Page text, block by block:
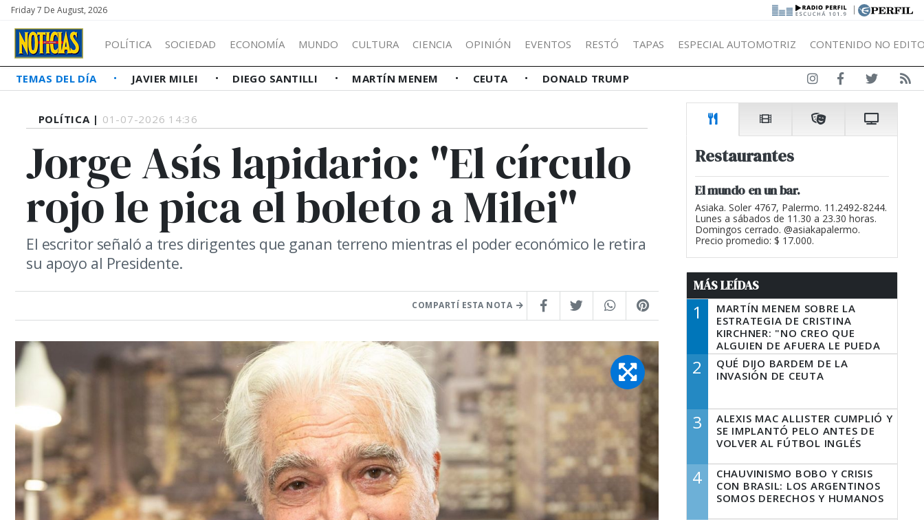
Friday 7 De August, 2026 |
POLÍTICA SOCIEDAD ECONOMÍA MUNDO CULTURA CIENCIA OPINIÓN EVENTOS RESTÓ TAPAS ESPECIAL AUTOMOTRIZ CONTENIDO NO
TEMAS DEL DÍA JAVIER MILEI DIEGO SANTILLI MARTÍN MENEM CEUTA DONALD TRUMP
POLÍTICA | 01-07-2026 14:36
Jorge Asís lapidario: "El círculo
rojo le pica el boleto a Milei"
El escritor señaló a tres dirigentes que ganan terreno mientras el poder económico le retira
su apoyo al Presidente.
COMPARTÍ ESTA NOTA
Restaurantes
El mundo en un bar.
Asiaka. Soler 4767, Palermo. 11.2492-8244.
Lunes a sábados de 11.30 a 23.30 horas.
Domingos cerrado. @asiakapalermo.
Precio promedio: $ 17.000.
MÁS LEÍDAS
1
MARTÍN MENEM SOBRE LA
ESTRATEGIA DE CRISTINA
KIRCHNER: "NO CREO QUE
ALGUIEN DE AFUERA LE PUEDA
DECIR A LA JUSTICIA LO QUE
TIENE QUE HACER"
2
QUÉ DIJO BARDEM DE LA
INVASIÓN DE CEUTA
3
ALEXIS MAC ALLISTER CUMPLIÓ Y
SE IMPLANTÓ PELO ANTES DE
VOLVER AL FÚTBOL INGLÉS
4
CHAUVINISMO BOBO Y CRISIS
CON BRASIL: LOS ARGENTINOS
SOMOS DERECHOS Y HUMANOS